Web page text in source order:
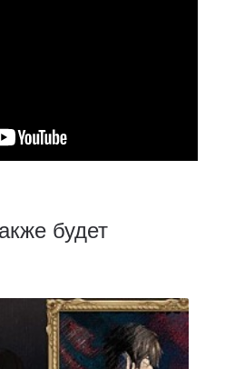
будет